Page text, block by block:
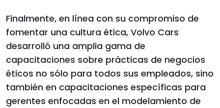
Finalmente, en línea con su compromiso de
fomentar una cultura ética, Volvo Cars
desarrolló una amplia gama de
capacitaciones sobre prácticas de negocios
éticos no sólo para todos sus empleados, sino
también en capacitaciones específicas para
gerentes enfocadas en el modelamiento de